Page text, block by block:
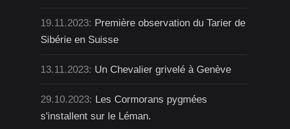
19.11.2023: Première observation du Tarier de
Sibérie en Suisse
13.11.2023: Un Chevalier grivelé à Genève
29.10.2023: Les Cormorans pygmées
s'installent sur le Léman.